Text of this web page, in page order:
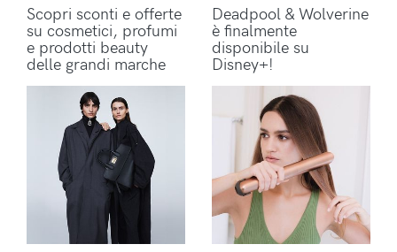
Scopri sconti e offerte
su cosmetici, profumi
e prodotti beauty
delle grandi marche
Deadpool & Wolverine
è finalmente
disponibile su
Disney+!